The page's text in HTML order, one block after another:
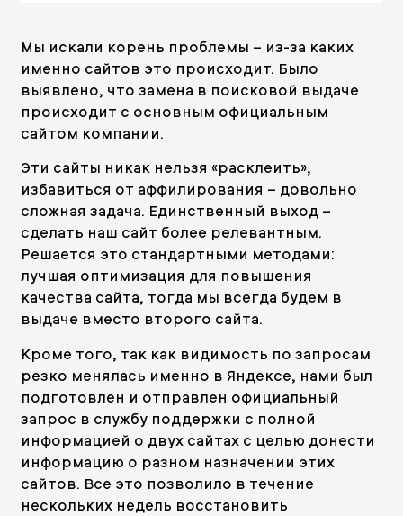
Мы искали корень проблемы – из-за каких
именно сайтов это происходит. Было
выявлено, что замена в поисковой выдаче
происходит с основным официальным
сайтом компании.
Эти сайты никак нельзя «расклеить»,
избавиться от аффилирования – довольно
сложная задача. Единственный выход –
сделать наш сайт более релевантным.
Решается это стандартными методами:
лучшая оптимизация для повышения
качества сайта, тогда мы всегда будем в
выдаче вместо второго сайта.
Кроме того, так как видимость по запросам
резко менялась именно в Яндексе, нами был
подготовлен и отправлен официальный
запрос в службу поддержки с полной
информацией о двух сайтах с целью донести
информацию о разном назначении этих
сайтов. Все это позволило в течение
нескольких недель восстановить